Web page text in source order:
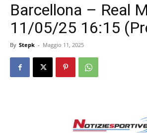
Barcellona – Real
11/05/25 16:15
By Stepk - Maggio 11, 2025